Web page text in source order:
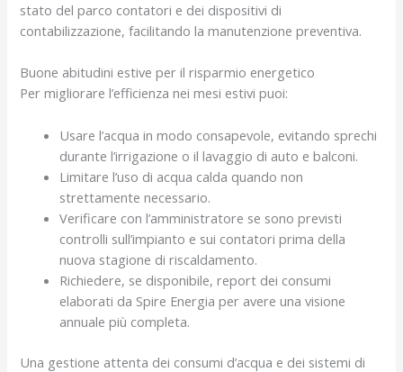
stato del parco contatori e dei dispositivi di
contabilizzazione, facilitando la manutenzione preventiva.​
Buone abitudini estive per il risparmio energetico
Per migliorare l’efficienza nei mesi estivi puoi:
Usare l’acqua in modo consapevole, evitando sprechi
durante l’irrigazione o il lavaggio di auto e balconi.
Limitare l’uso di acqua calda quando non
strettamente necessario.
Verificare con l’amministratore se sono previsti
controlli sull’impianto e sui contatori prima della
nuova stagione di riscaldamento.
Richiedere, se disponibile, report dei consumi
elaborati da Spire Energia per avere una visione
annuale più completa.​
Una gestione attenta dei consumi d’acqua e dei sistemi di